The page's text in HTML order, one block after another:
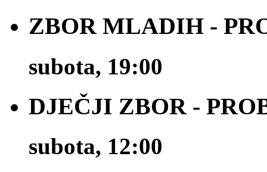
ZBOR MLADIH -
subota, 19:00
DJEČJI ZBOR -
subota, 12:00